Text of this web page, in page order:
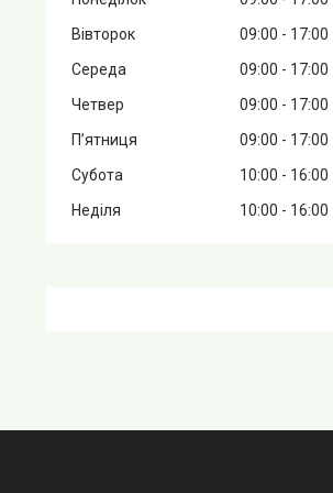
Вівторок
09:00
17:00
Середа
09:00
17:00
Четвер
09:00
17:00
Пʼятниця
09:00
17:00
Субота
10:00
16:00
Неділя
10:00 16:00